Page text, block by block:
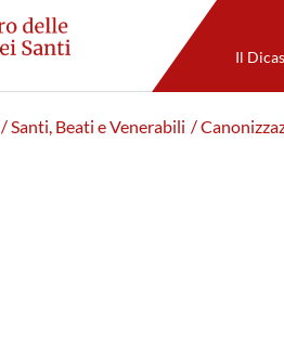
Il
/ Santi, Beati e Venerabili /